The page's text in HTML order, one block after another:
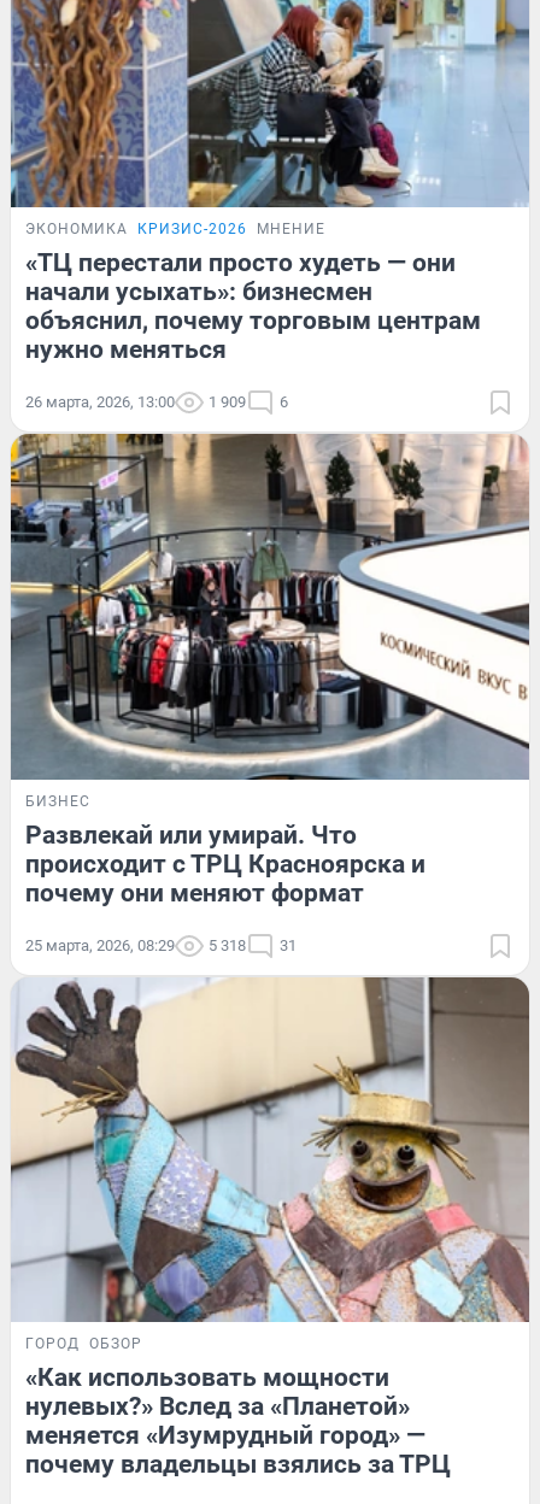
ЭКОНОМИКА КРИЗИС-2026 МНЕНИЕ
«ТЦ перестали просто худеть — они
начали усыхать»: бизнесмен
объяснил, почему торговым центрам
нужно меняться
26 марта, 2026, 13:00 1 909 6
БИЗНЕС
Развлекай или умирай. Что
происходит с ТРЦ Красноярска и
почему они меняют формат
25 марта, 2026, 08:29 5 318 31
ГОРОД ОБЗОР
«Как использовать мощности
нулевых?» Вслед за «Планетой»
меняется «Изумрудный город» —
почему владельцы взялись за ТРЦ